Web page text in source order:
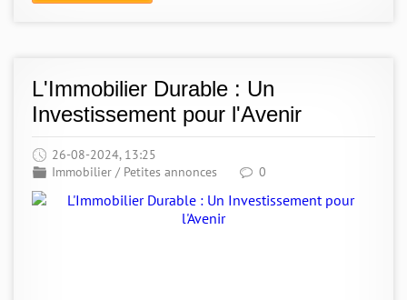
L'Immobilier Durable : Un
Investissement pour l'Avenir
26-08-2024, 13:25
Immobilier / Petites annonces 0